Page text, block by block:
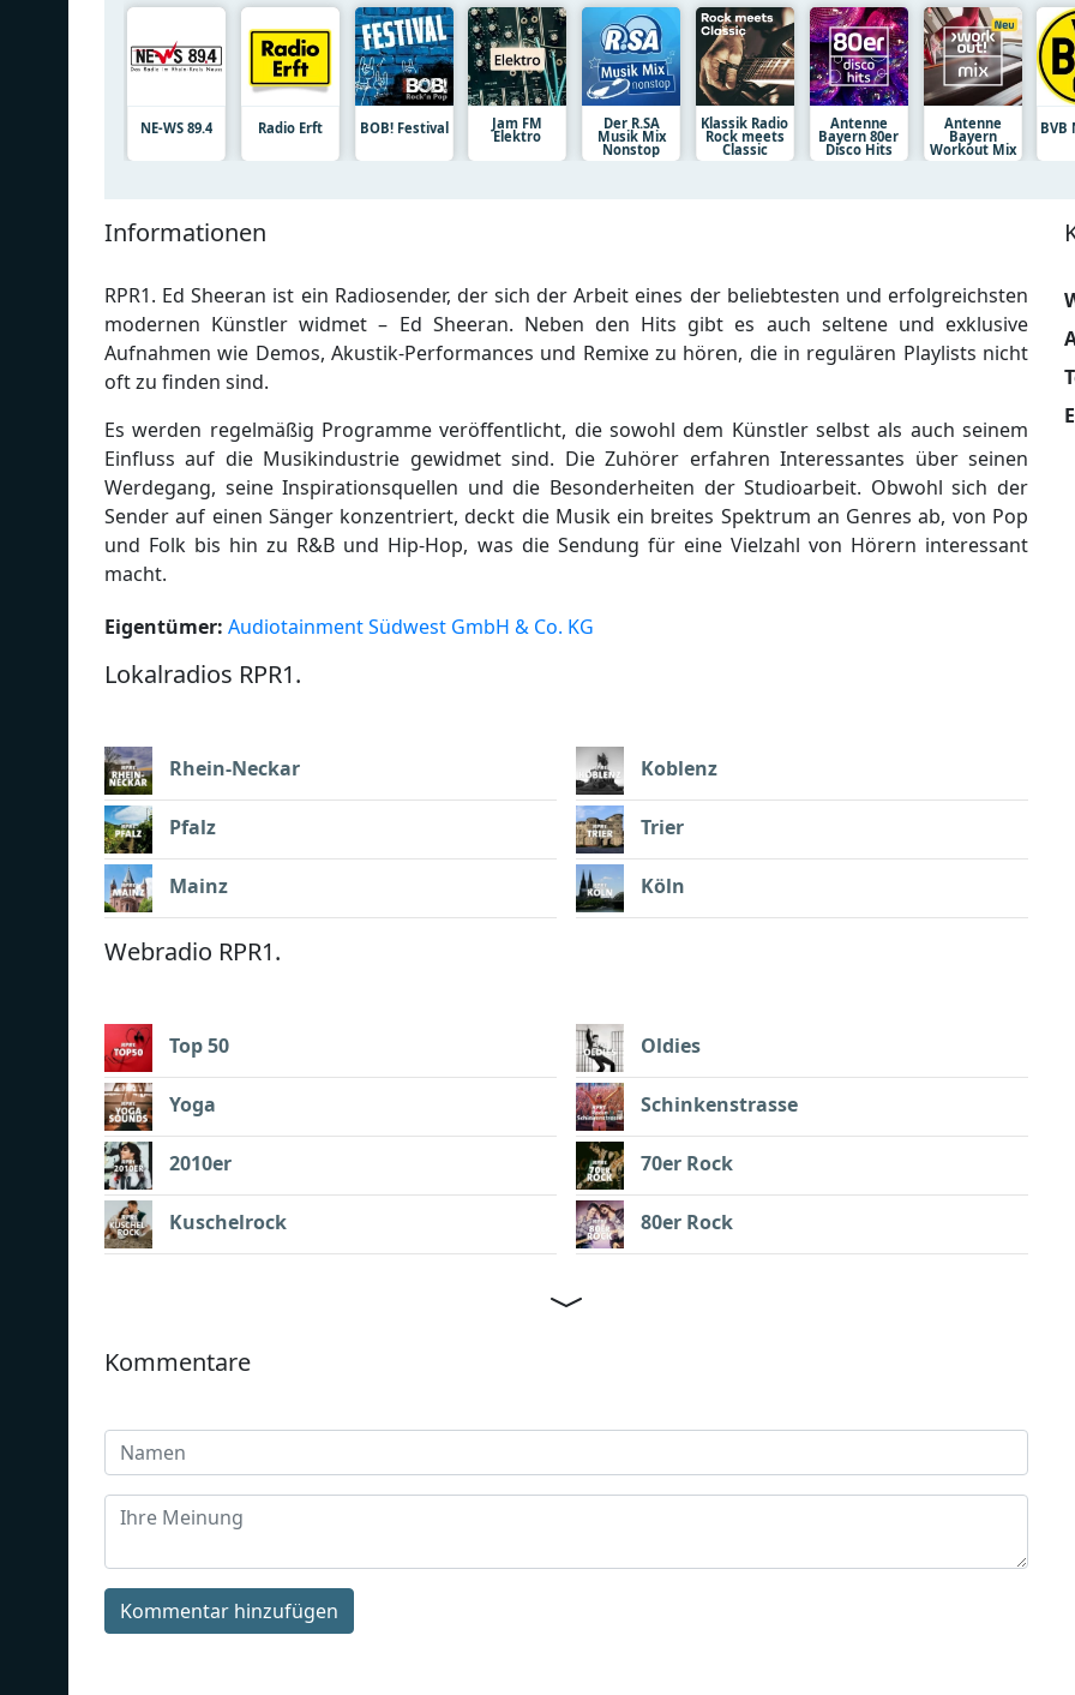
NE-WS 89.4 Radio Erft BOB! Festival Jam FM
Elektro
Der R.SA
Musik Mix
Nonstop
Klassik Radio
Rock meets
Classic
Antenne
Bayern 80er
Disco Hits
Antenne
Bayern
Workout Mix
BVB
Informationen
RPR1. Ed Sheeran ist ein Radiosender, der sich der Arbeit eines der beliebtesten und erfolgreichsten
modernen Künstler widmet – Ed Sheeran. Neben den Hits gibt es auch seltene und exklusive
Aufnahmen wie Demos, Akustik-Performances und Remixe zu hören, die in regulären Playlists nicht
oft zu finden sind.
Es werden regelmäßig Programme veröffentlicht, die sowohl dem Künstler selbst als auch seinem
Einfluss auf die Musikindustrie gewidmet sind. Die Zuhörer erfahren Interessantes über seinen
Werdegang, seine Inspirationsquellen und die Besonderheiten der Studioarbeit. Obwohl sich der
Sender auf einen Sänger konzentriert, deckt die Musik ein breites Spektrum an Genres ab, von Pop
und Folk bis hin zu R&B und Hip-Hop, was die Sendung für eine Vielzahl von Hörern interessant
macht.
Eigentümer: Audiotainment Südwest GmbH & Co. KG
Lokalradios RPR1.
Rhein-Neckar
Pfalz
Mainz
Koblenz
Trier
Köln
Webradio RPR1.
Top 50
Yoga
2010er
Kuschelrock
Oldies
Schinkenstrasse
70er Rock
80er Rock
Kommentare
Kommentar hinzufügen